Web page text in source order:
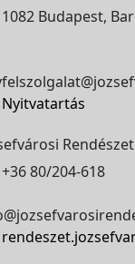
1082 Budapest,
Nyitvatartás
Rendészet
+36 80/204-618